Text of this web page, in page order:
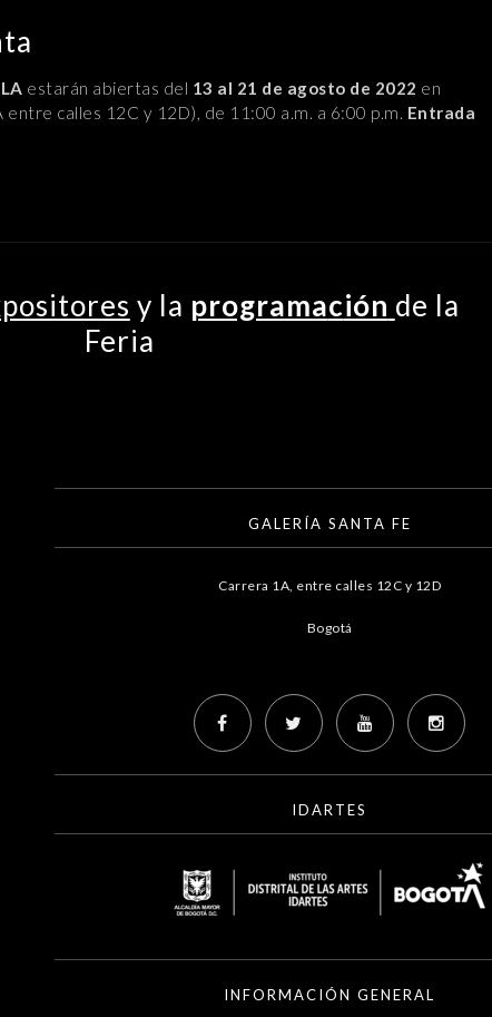
estarán abiertas del 13 al 21 de agosto de 2022 en
entre calles 12C y 12D), de 11:00 a.m. a 6:00 p.m. Entrada
y la programación de la
Feria
GALERÍA SANTA FE
Carrera 1A, entre calles 12C y 12D
Bogotá
IDARTES
INFORMACIÓN GENERAL